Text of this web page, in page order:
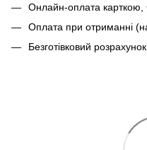
Онлайн-оплата
Оплата при отриманні
Безготівковий розрахунок